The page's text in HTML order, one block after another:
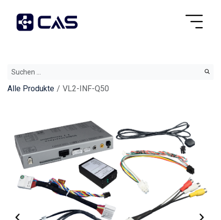
Alle Produkte VL2-INF-Q50